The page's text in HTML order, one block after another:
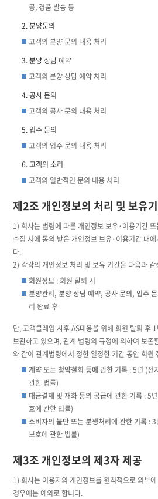
공, 경품 발송 등
분양문의
고객의 분양 문의 내용 처리
분양 상담 예약
고객의 분양 상담 예약 처리
공사 문의
고객의 공사 문의 내용 처리
입주 문의
고객의 입주 문의 내용 처리
고객의 소리
고객의 일반적인 문의 내용 처리
제2조 개인정보의 처리 및 보유
1) 회사는 법령에 따른 개인정보 보유·이용기간
수집 시에 동의 받은 개인정보 보유·이용기간 내
다.
2) 각각의 개인정보 처리 및 보유 기간은 다음과 같
회원정보 : 회원 탈퇴 시
분양관리, 분양 상담 예약, 공사 문의, 입주
리 완료 후
단, 고객클레임 사후 AS대응을 위해 회원 탈퇴 후
보관하고 있으며, 관계 법령의 규정에 의하여 보존
와 같이 관계법령에서 정한 일정한 기간 동안 회원
계약 또는 청약철회 등에 관한 기록 : 5년 (전
관한 법률)
대금결제 및 재화 등의 공급에 관한 기록 : 5
호에 관한 법률)
소비자의 불만 또는 분쟁처리에 관한 기록 :
보호에 관한 법률)
제3조 개인정보의 제3자 제공
1) 회사는 이용자의 개인정보를 원칙적으로 외부
경우에는 예외로 합니다.